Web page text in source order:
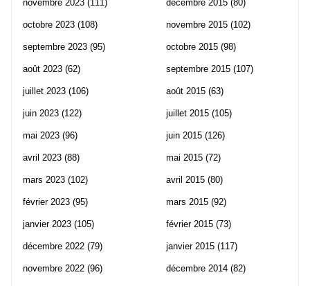
novembre 2023 (111)
octobre 2023 (108)
septembre 2023 (95)
août 2023 (62)
juillet 2023 (106)
juin 2023 (122)
mai 2023 (96)
avril 2023 (88)
mars 2023 (102)
février 2023 (95)
janvier 2023 (105)
décembre 2022 (79)
novembre 2022 (96)
décembre 2015 (80)
novembre 2015 (102)
octobre 2015 (98)
septembre 2015 (107)
août 2015 (63)
juillet 2015 (105)
juin 2015 (126)
mai 2015 (72)
avril 2015 (80)
mars 2015 (92)
février 2015 (73)
janvier 2015 (117)
décembre 2014 (82)